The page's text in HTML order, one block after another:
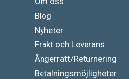
Blog
Nyheter
Frakt och Leverans
Ångerrätt/Returnering
Betalningsmöjligheter